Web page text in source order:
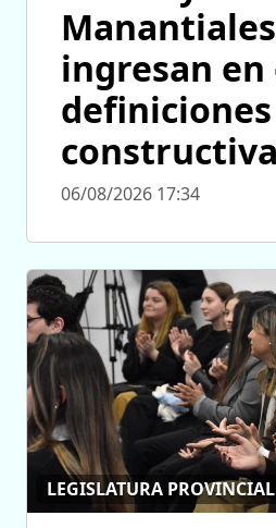
Manantiales
ingresan en
definiciones
06/08/2026 17:34
LEGISLATURA PROVINCIAL